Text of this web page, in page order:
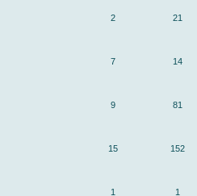
2 21
7 14
9 81
15 152
1 1